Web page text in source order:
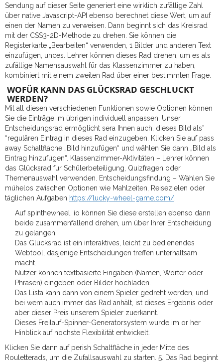
Sendung auf dieser Seite generiert eine wirklich zufällige Zahl
über native Javascript-API ebenso berechnet diese Wert, um auf
einen der Namen zu verweisen. Dann beginnt sich das Kreisrad
mit der CSS3-2D-Methode zu drehen. Sie können die
Registerkarte „Bearbeiten“ verwenden, 1 Bilder und anderen Text
einzufügen, unces. Lehrer können dieses Rad drehen, um es als
zufällige Namensauswahl für das Klassenzimmer zu haben,
kombiniert mit einem zweiten Rad über einer bestimmten Frage.
WOFÜR KANN DAS GLÜCKSRAD GESCHLUCKT
WERDEN?
Mit all diesen verschiedenen Funktionen sowie Optionen können
Sie die Einträge im übrigen individuell anpassen. Unser
Entscheidungsrad ermöglicht sera Ihnen auch, dieses Bild als”
“regulären Eintrag in dieses Rad einzugeben. Klicken Sie auf pass
away Schaltfläche „Bild hinzufügen“ und wählen Sie dann „Bild als
Eintrag hinzufügen“. Klassenzimmer-Aktivitäten – Lehrer können
das Glücksrad für Schülerbeteiligung, Quizfragen oder
Themenauswahl verwenden. Entscheidungsfindung – Wählen Sie
mühelos zwischen Optionen wie Mahlzeiten, Reisezielen oder
täglichen Aufgaben https://lucky-wheel-game.com/
Auf spinthewheel. io können Sie diese erstellen ebenso dann
beide zusammenfallend drehen, um über Ihrer Entscheidung
zu gelangen.
Das Glücksrad ist ein interaktives, leicht zu bedienendes
Webtool, dasjenige Entscheidungen treffen unterhaltsam
macht.
Nutzer können textbasierte Eingaben (Namen, Wörter oder
Phrasen) eingeben oder Bilder hochladen.
Das Lista kann dann von einem Spieler gedreht werden, und
bei wem auch immer das Rad anhält, ist dieses Ergebnis oder
aber dieser Preis unserem Spieler zuerkannt.
Dieses Freilauf-Spinner-Generatorsystem wurde im or her
Hinblick auf höchste Flexibilität entwickelt.
Klicken Sie dann auf perish Schaltfläche in jeder Mitte des
Rouletterads, um die Zufallsauswahl zu starten. 5. Das Rad beginnt